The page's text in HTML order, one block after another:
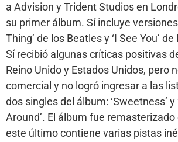
a Advision y Trident Studios en
su primer álbum. Sí incluye
Thing’ de los Beatles y ‘I See You’
Sí recibió algunas críticas positivas
Reino Unido y Estados Unidos, pero
comercial y no logró ingresar a las
dos singles del álbum: ‘Sweetness’ y
Around’. El álbum fue remasterizado
este último contiene varias pistas